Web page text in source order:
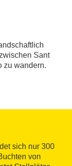
Sant
zu wandern.
sich nur 300
von